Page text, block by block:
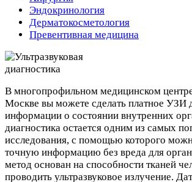
Эндокринология
Дерматокосметология
Превентивная медицина
В многопрофильном медицинском
Москве вы можете сделать платное УЗИ
информации о состоянии внутренних
диагностика остается одним из самых
исследования, с помощью которого
точную информацию без вреда для
метод основан на способности тканей
проводить ультразвуковое излучение.